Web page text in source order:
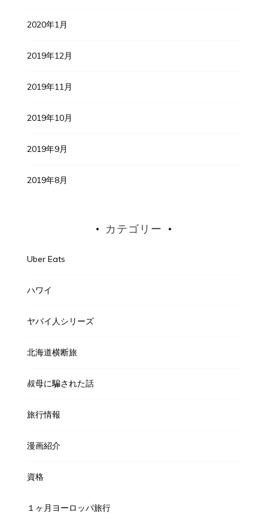
2020年1月
2019年12月
2019年11月
2019年10月
2019年9月
2019年8月
カテゴリー
Uber Eats
ハワイ
ヤバイ人シリーズ
北海道横断旅
叔母に騙された話
旅行情報
漫画紹介
資格
１ヶ月ヨーロッパ旅行